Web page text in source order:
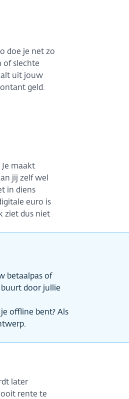
doe je net zo
of slechte
uit jouw
geld.
maakt
jij zelf wel
in diens
euro is
ziet dus niet
betaalpas of
door jullie
offline bent? Als
later
rente te